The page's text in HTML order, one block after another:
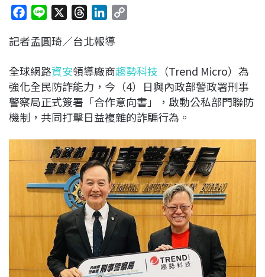
c
b
o
o
k
n
r
a
d
s
n
e
d
I
n
L
i
n
k
記者孟圓琦／台北報導
全球網路資安領導廠商趨勢科技 （Trend Micro）為
強化全民防詐能力，今（4）日與內政部警政署刑事
警察局正式簽署「合作意向書」，啟動公私部門聯防
機制，共同打擊日益複雜的詐騙行為。